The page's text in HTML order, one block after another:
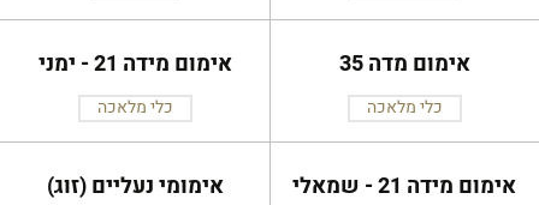
אימום מדה 35
כלי מלאכה
אימום מידה 21 - ימני
כלי מלאכה
אימום מידה 21 - שמאלי אימומי נעליים (זוג)